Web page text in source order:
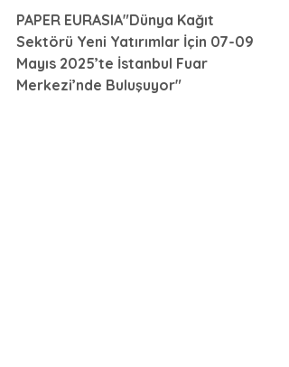
PAPER EURASIA"Dünya Kağıt
Sektörü Yeni Yatırımlar İçin 07-09
Mayıs 2025’te İstanbul Fuar
Merkezi’nde Buluşuyor"